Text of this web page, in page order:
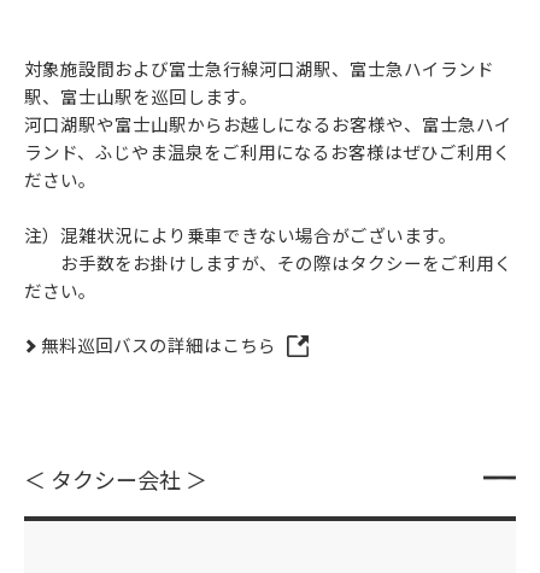
対象施設間および富士急行線河口湖駅、富士急ハイランド
駅、富士山駅を巡回します。
河口湖駅や富士山駅からお越しになるお客様や、富士急ハイ
ランド、ふじやま温泉をご利用になるお客様はぜひご利用く
ださい。
注）混雑状況により乗車できない場合がございます。
お手数をお掛けしますが、その際はタクシーをご利用く
ださい。
無料巡回バスの詳細はこちら
＜ タクシー会社 ＞